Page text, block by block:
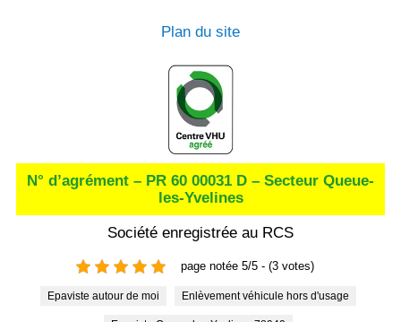
Plan du site
N° d’agrément – PR 60 00031 D – Secteur Queue-
les-Yvelines
Société enregistrée au RCS
page notée 5/5 - (3 votes)
Epaviste autour de moi Enlèvement véhicule hors d'usage